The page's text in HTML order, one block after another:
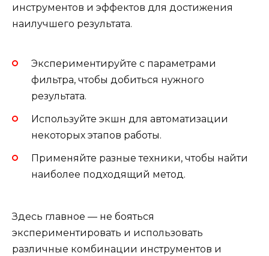
инструментов и эффектов для достижения
наилучшего результата.
Экспериментируйте с параметрами
фильтра, чтобы добиться нужного
результата.
Используйте экшн для автоматизации
некоторых этапов работы.
Применяйте разные техники, чтобы найти
наиболее подходящий метод.
Здесь главное — не бояться
экспериментировать и использовать
различные комбинации инструментов и